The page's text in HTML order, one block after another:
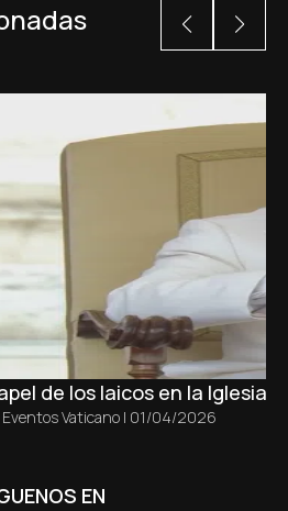
de los laicos en la Iglesia
Eventos Vaticano | 01/04/2026
EN